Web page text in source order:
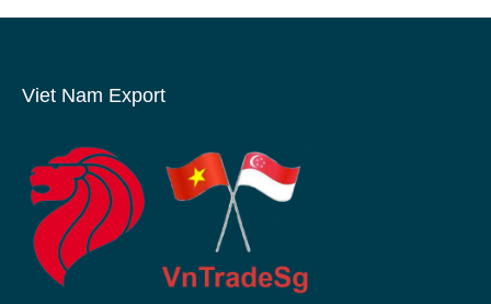
Viet Nam Export